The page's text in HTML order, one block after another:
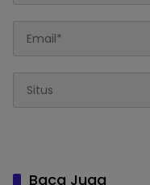
Baca Juga